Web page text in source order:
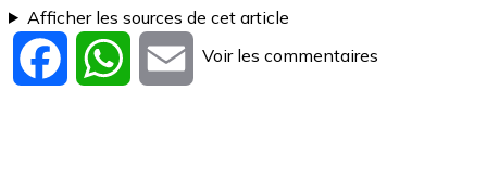
Afficher les sources de cet article
Facebook WhatsApp
Email
Voir les commentaires